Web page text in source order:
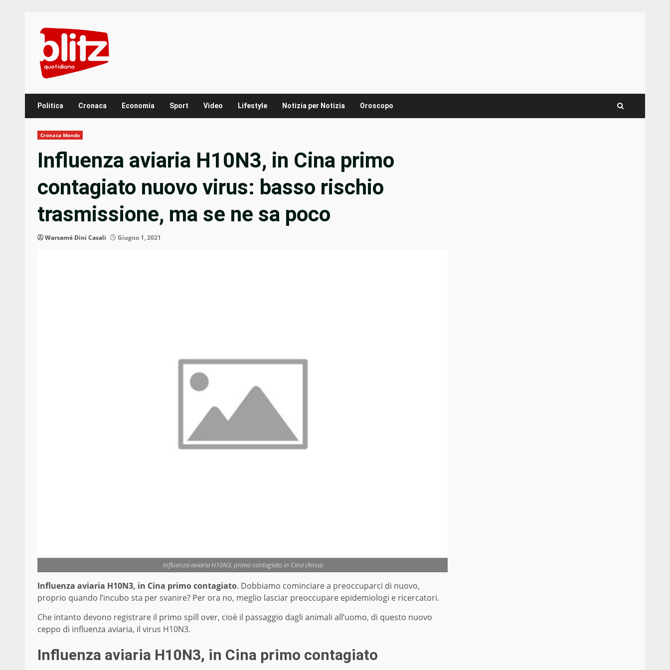
content
Politica Cronaca Economia Sport Video Lifestyle Notizia per Notizia Oroscopo
Cronaca Mondo
Influenza aviaria H10N3, in Cina primo
contagiato nuovo virus: basso rischio
trasmissione, ma se ne sa poco
Warsamé Dini Casali Giugno 1, 2021
Influenza aviaria H10N3, primo contagiato in Cina (Ansa)
Influenza aviaria H10N3, in Cina primo contagiato. Dobbiamo cominciare a preoccuparci di nuovo,
proprio quando l’incubo sta per svanire? Per ora no, meglio lasciar preoccupare epidemiologi e ricercatori.
Che intanto devono registrare il primo spill over, cioè il passaggio dagli animali all’uomo, di questo nuovo
ceppo di influenza aviaria, il virus H10N3.
Influenza aviaria H10N3, in Cina primo contagiato